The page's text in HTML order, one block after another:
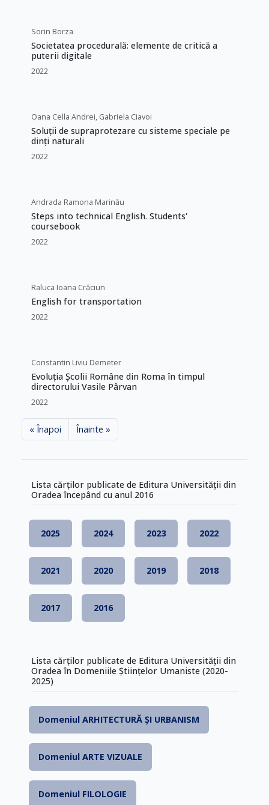
Sorin Borza
Societatea procedurală: elemente de critică a
puterii digitale
2022
Oana Cella Andrei, Gabriela Ciavoi
Soluții de supraprotezare cu sisteme speciale pe
dinți naturali
2022
Andrada Ramona Marinău
Steps into technical English. Students'
coursebook
2022
Raluca Ioana Crăciun
English for transportation
2022
Constantin Liviu Demeter
Evoluția Școlii Române din Roma în timpul
directorului Vasile Pârvan
2022
« Înapoi Înainte »
Lista cărților publicate de Editura Universității din
Oradea începând cu anul 2016
2025 2024 2023 2022
2021 2020 2019 2018
2017 2016
Lista cărților publicate de Editura Universității din
Oradea în Domeniile Științelor Umaniste (2020-
2025)
Domeniul ARHITECTURĂ ȘI URBANISM
Domeniul ARTE VIZUALE
Domeniul FILOLOGIE